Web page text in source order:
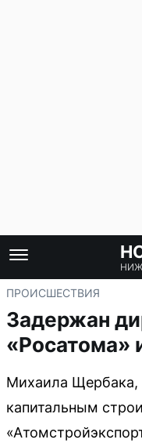
ПРОИСШЕСТВИЯ
Задержан
«Росатома»
Михаила Щербака,
капитальным